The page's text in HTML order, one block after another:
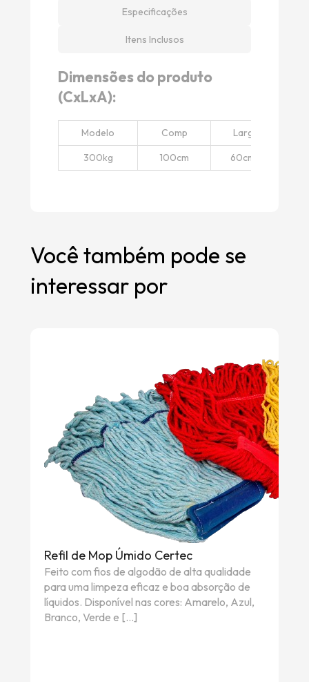
Especificações
Itens Inclusos
Dimensões do produto
(CxLxA):
Modelo Comp Larg
300kg
100cm 60cm
Você também pode se
interessar por
Refil de Mop Úmido Certec
Feito com fios de algodão de alta qualidade
para uma limpeza eficaz e boa absorção de
líquidos. Disponível nas cores: Amarelo, Azul,
Branco, Verde e […]